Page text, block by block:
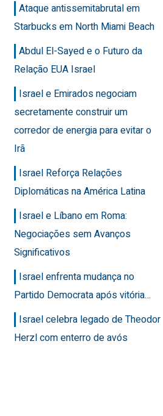
Ataque antissemitabrutal em
Starbucks em North Miami Beach
Abdul El-Sayed e o Futuro da
Relação EUA Israel
Israel e Emirados negociam
secretamente construir um
corredor de energia para evitar o
Irã
Israel Reforça Relações
Diplomáticas na América Latina
Israel e Líbano em Roma:
Negociações sem Avanços
Significativos
Israel enfrenta mudança no
Partido Democrata após vitória…
Israel celebra legado de Theodor
Herzl com enterro de avós